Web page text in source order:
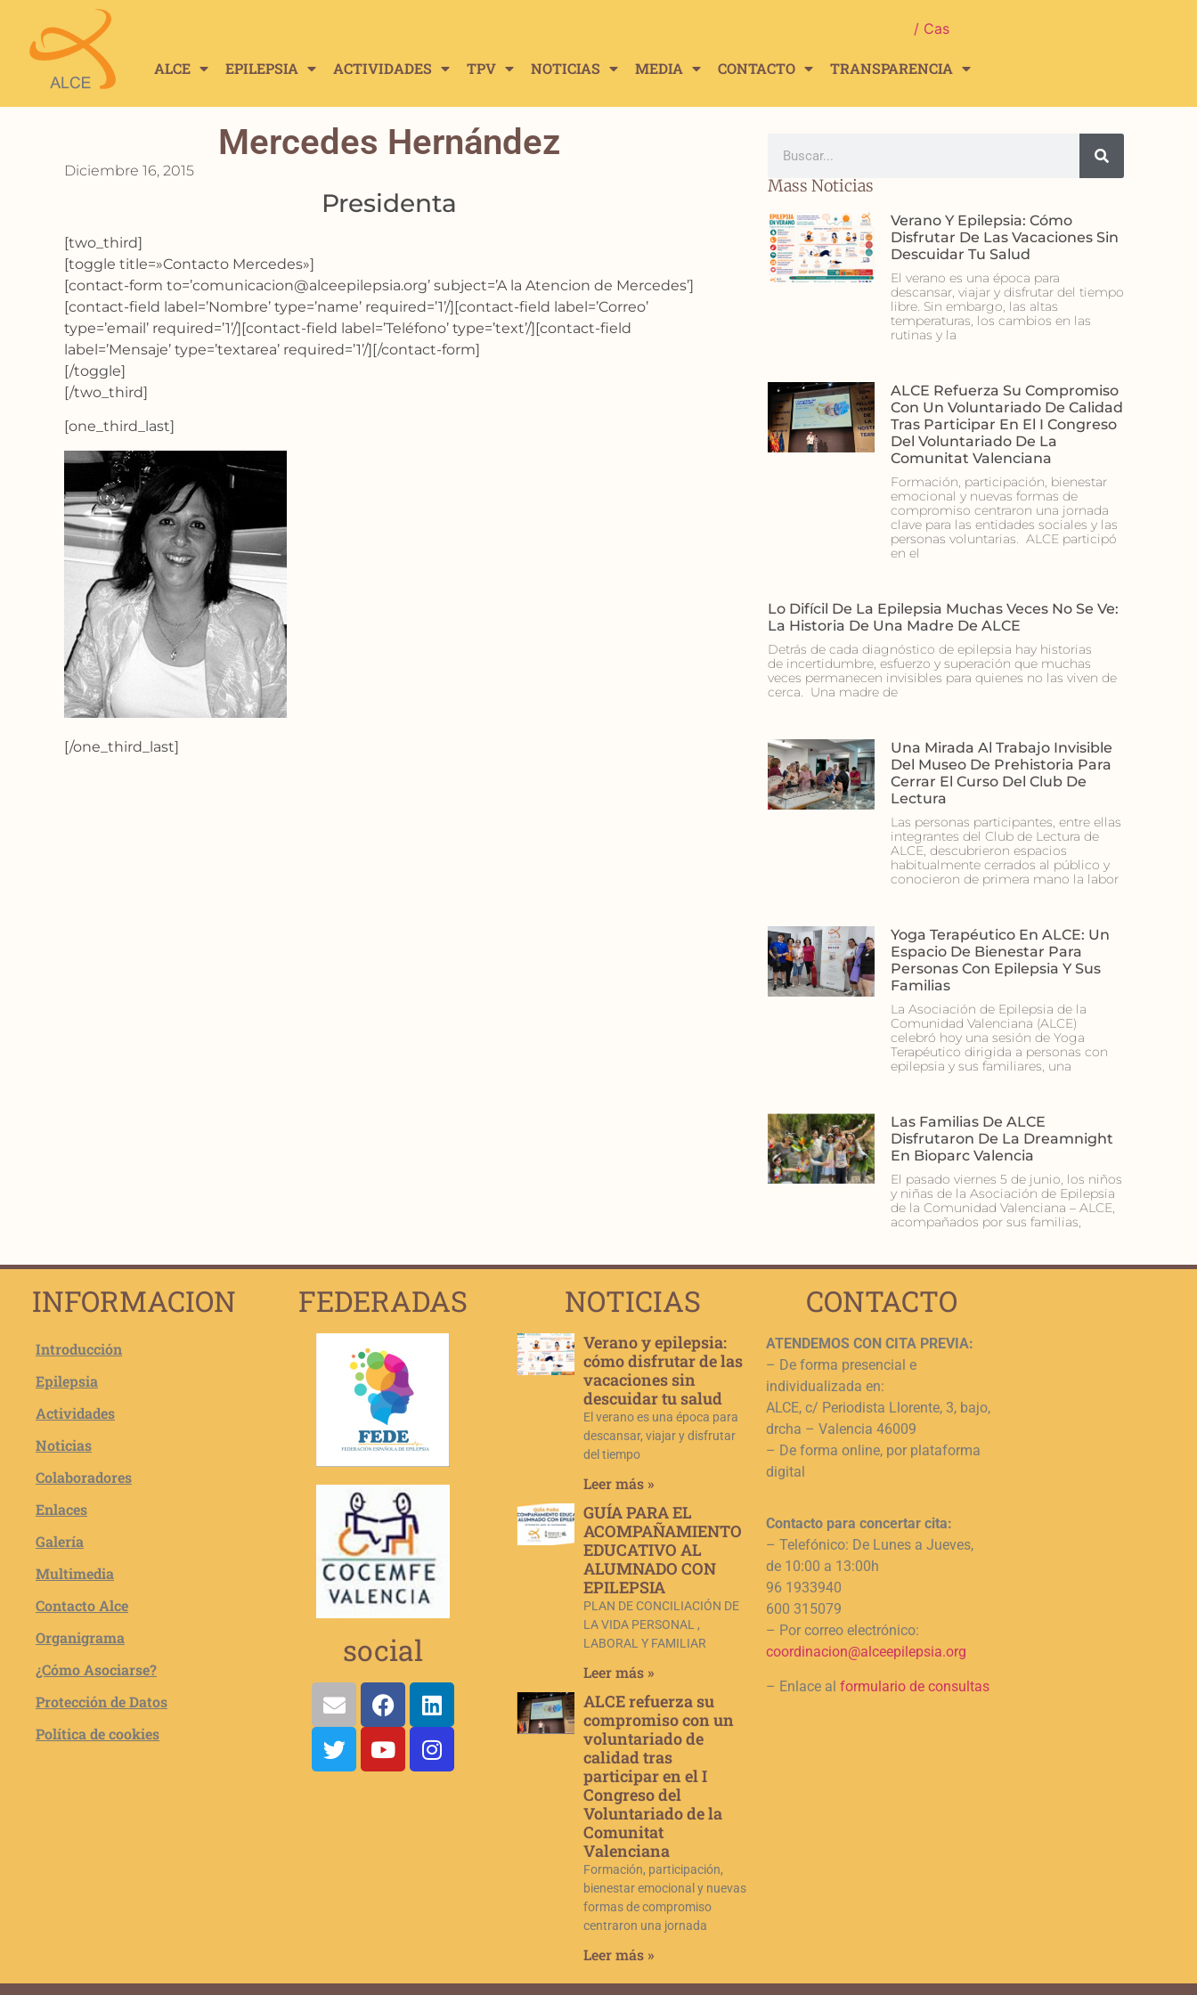
/ Cas
ALCE EPILEPSIA ACTIVIDADES TPV NOTICIAS MEDIA CONTACTO TRANSPARENCIA
Mercedes Hernández
Diciembre 16, 2015
Presidenta
[two_third]
[toggle title=»Contacto Mercedes»]
[contact-form to=’comunicacion@alceepilepsia.org’ subject=’A la Atencion de Mercedes’]
[contact-field label=’Nombre’ type=’name’ required=’1’/][contact-field label=’Correo’
type=’email’ required=’1’/][contact-field label=’Teléfono’ type=’text’/][contact-field
label=’Mensaje’ type=’textarea’ required=’1’/][/contact-form]
[/toggle]
[/two_third]
[one_third_last]
[/one_third_last]
Mass Noticias
Verano Y Epilepsia: Cómo
Disfrutar De Las Vacaciones Sin
Descuidar Tu Salud
El verano es una época para
descansar, viajar y disfrutar del tiempo
libre. Sin embargo, las altas
temperaturas, los cambios en las
rutinas y la
ALCE Refuerza Su Compromiso
Con Un Voluntariado De Calidad
Tras Participar En El I Congreso
Del Voluntariado De La
Comunitat Valenciana
Formación, participación, bienestar
emocional y nuevas formas de
compromiso centraron una jornada
clave para las entidades sociales y las
personas voluntarias. ALCE participó
en el
Lo Difícil De La Epilepsia Muchas Veces No Se Ve:
La Historia De Una Madre De ALCE
Detrás de cada diagnóstico de epilepsia hay historias
de incertidumbre, esfuerzo y superación que muchas
veces permanecen invisibles para quienes no las viven de
cerca. Una madre de
Una Mirada Al Trabajo Invisible
Del Museo De Prehistoria Para
Cerrar El Curso Del Club De
Lectura
Las personas participantes, entre ellas
integrantes del Club de Lectura de
ALCE, descubrieron espacios
habitualmente cerrados al público y
conocieron de primera mano la labor
Yoga Terapéutico En ALCE: Un
Espacio De Bienestar Para
Personas Con Epilepsia Y Sus
Familias
La Asociación de Epilepsia de la
Comunidad Valenciana (ALCE)
celebró hoy una sesión de Yoga
Terapéutico dirigida a personas con
epilepsia y sus familiares, una
Las Familias De ALCE
Disfrutaron De La Dreamnight
En Bioparc Valencia
El pasado viernes 5 de junio, los niños
y niñas de la Asociación de Epilepsia
de la Comunidad Valenciana – ALCE,
acompañados por sus familias,
INFORMACION
Introducción
Epilepsia
Actividades
Noticias
Colaboradores
Enlaces
Galería
Multimedia
Contacto Alce
Organigrama
¿Cómo Asociarse?
Protección de Datos
Política de cookies
FEDERADAS
social
NOTICIAS
Verano y epilepsia:
cómo disfrutar de las
vacaciones sin
descuidar tu salud
El verano es una época para
descansar, viajar y disfrutar
del tiempo
Leer más »
GUÍA PARA EL
ACOMPAÑAMIENTO
EDUCATIVO AL
ALUMNADO CON
EPILEPSIA
PLAN DE CONCILIACIÓN DE
LA VIDA PERSONAL ,
LABORAL Y FAMILIAR
Leer más »
ALCE refuerza su
compromiso con un
voluntariado de
calidad tras
participar en el I
Congreso del
Voluntariado de la
Comunitat
Valenciana
Formación, participación,
bienestar emocional y nuevas
formas de compromiso
centraron una jornada
Leer más »
CONTACTO
ATENDEMOS CON CITA PREVIA:
– De forma presencial e
individualizada en:
ALCE, c/ Periodista Llorente, 3, bajo,
drcha – Valencia 46009
– De forma online, por plataforma
digital
Contacto para concertar cita:
– Telefónico: De Lunes a Jueves,
de 10:00 a 13:00h
96 1933940
600 315079
– Por correo electrónico:
coordinacion@alceepilepsia.org
– Enlace al formulario de consultas